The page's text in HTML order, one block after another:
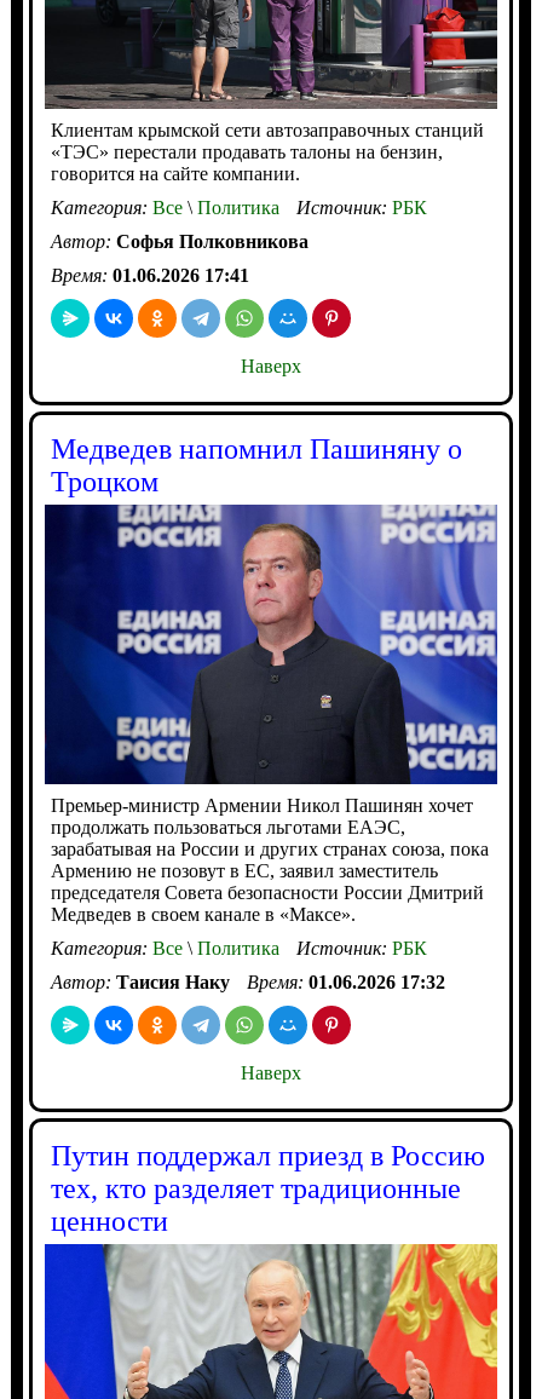
Клиентам крымской сети автозаправочных станций
«ТЭС» перестали продавать талоны на бензин,
говорится на сайте компании.
Категория: Все\Политика Источник: РБК
Автор: Софья Полковникова
Время: 01.06.2026 17:41
Наверх
Медведев напомнил Пашиняну о
Троцком
Премьер-министр Армении Никол Пашинян хочет
продолжать пользоваться льготами ЕАЭС,
зарабатывая на России и других странах союза, пока
Армению не позовут в ЕС, заявил заместитель
председателя Совета безопасности России Дмитрий
Медведев в своем канале в «Максе».
Категория: Все\Политика Источник: РБК
Автор: Таисия Наку Время: 01.06.2026 17:32
Наверх
Путин поддержал приезд в Россию
тех, кто разделяет традиционные
ценности